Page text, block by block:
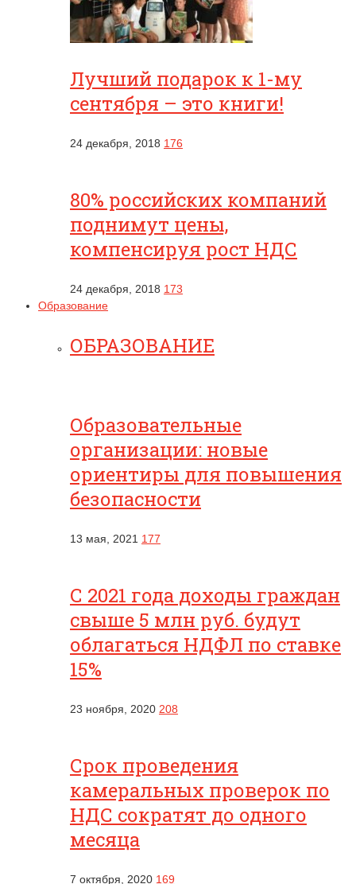
Лучший подарок к 1-му
сентября – это книги!
24 декабря, 2018 176
80% российских компаний
поднимут цены,
компенсируя рост НДС
24 декабря, 2018 173
Образование
ОБРАЗОВАНИЕ
Образовательные
организации: новые
ориентиры для повышения
безопасности
13 мая, 2021 177
С 2021 года доходы граждан
свыше 5 млн руб. будут
облагаться НДФЛ по ставке
15%
23 ноября, 2020 208
Срок проведения
камеральных проверок по
НДС сократят до одного
месяца
7 октября, 2020 169